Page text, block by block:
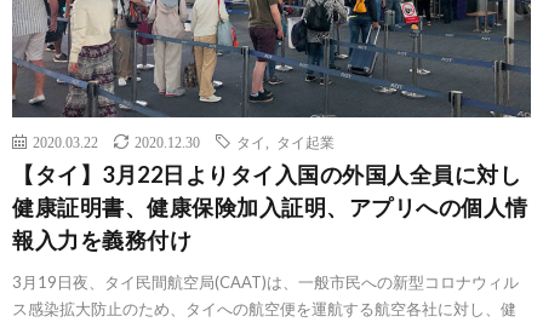
2020.03.22 2020.12.30 タイ タイ起業
【タイ】3月22日よりタイ入国の外国人全員に対し
健康証明書、健康保険加入証明、アプリへの個人情
報入力を義務付け
3月19日夜、タイ民間航空局(CAAT)は、一般市民への新型コロナウィル
ス感染拡大防止のため、タイへの航空便を運航する航空各社に対し、健